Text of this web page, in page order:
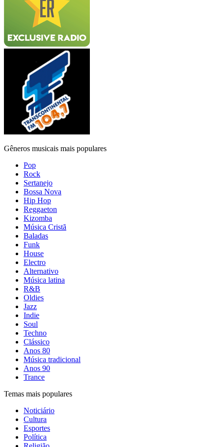
Gêneros musicais mais populares
Pop
Rock
Sertanejo
Bossa Nova
Hip Hop
Reggaeton
Kizomba
Música Cristã
Baladas
Funk
House
Electro
Alternativo
Música latina
R&B
Oldies
Jazz
Indie
Soul
Techno
Clássico
Anos 80
Música tradicional
Anos 90
Trance
Temas mais populares
Noticiário
Cultura
Esportes
Política